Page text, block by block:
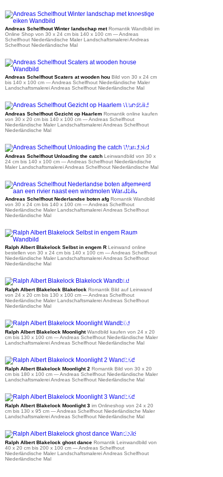
ab 41 €
Andreas Schelfhout Winter landschap metRomantik Wandbild im
Online Shop von 30 x 24 cm bis 140 x 100 cm — Andreas
Schelfhout Niederländische Maler Landschaftsmalerei Andreas
Schelfhout Niederländische Mal
ab 41 €
Andreas Schelfhout Scaters at wooden houBild von 30 x 24 cm
bis 140 x 100 cm — Andreas Schelfhout Niederländische Maler
Landschaftsmalerei Andreas Schelfhout Niederländische Mal
ab 36 €
Andreas Schelfhout Gezicht op HaarlemRomantik online kaufen
von 30 x 20 cm bis 140 x 100 cm — Andreas Schelfhout
Niederländische Maler Landschaftsmalerei Andreas Schelfhout
Niederländische Mal
ab 41 €
Andreas Schelfhout Unloading the catchLeinwandbild von 30 x
24 cm bis 140 x 100 cm — Andreas Schelfhout Niederländische
Maler Landschaftsmalerei Andreas Schelfhout Niederländische Mal
ab 41 €
Andreas Schelfhout Nederlandse boten afgRomantik Wandbild
von 30 x 24 cm bis 140 x 100 cm — Andreas Schelfhout
Niederländische Maler Landschaftsmalerei Andreas Schelfhout
Niederländische Mal
ab 41 €
Ralph Albert Blakelock Selbst in engem RLeinwand online
bestellen von 30 x 24 cm bis 140 x 100 cm — Andreas Schelfhout
Niederländische Maler Landschaftsmalerei Andreas Schelfhout
Niederländische Mal
ab 35 €
Ralph Albert Blakelock BlakelockRomantik Bild auf Leinwand
von 24 x 20 cm bis 130 x 100 cm — Andreas Schelfhout
Niederländische Maler Landschaftsmalerei Andreas Schelfhout
Niederländische Mal
ab 35 €
Ralph Albert Blakelock MoonlightWandbild kaufen von 24 x 20
cm bis 130 x 100 cm — Andreas Schelfhout Niederländische Maler
Landschaftsmalerei Andreas Schelfhout Niederländische Mal
ab 36 €
Ralph Albert Blakelock Moonlight 2 Romantik Bild von 30 x 20
cm bis 180 x 100 cm — Andreas Schelfhout Niederländische Maler
Landschaftsmalerei Andreas Schelfhout Niederländische Mal
ab 35 €
Ralph Albert Blakelock Moonlight 3im Onlineshop von 24 x 20
cm bis 130 x 95 cm — Andreas Schelfhout Niederländische Maler
Landschaftsmalerei Andreas Schelfhout Niederländische Mal
ab 39 €
Ralph Albert Blakelock ghost danceRomantik Leinwandbild von
40 x 20 cm bis 200 x 100 cm — Andreas Schelfhout
Niederländische Maler Landschaftsmalerei Andreas Schelfhout
Niederländische Mal